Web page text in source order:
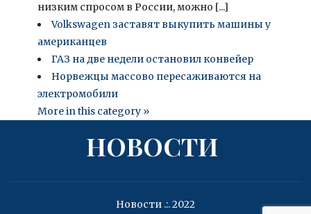
низким спросом в России, можно [...]
Volkswagen заставят выкупить машины у
американцев
ГАЗ на две недели остановил конвейер
Норвежцы массово пересаживаются на
электромобили
More in this category »
НОВОСТИ
Новости .:. 2022